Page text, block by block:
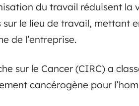
du travail réduisent
sur le lieu de travail, mettant
de l’entreprise.
sur le Cancer (CIRC) a
cancérogène pour